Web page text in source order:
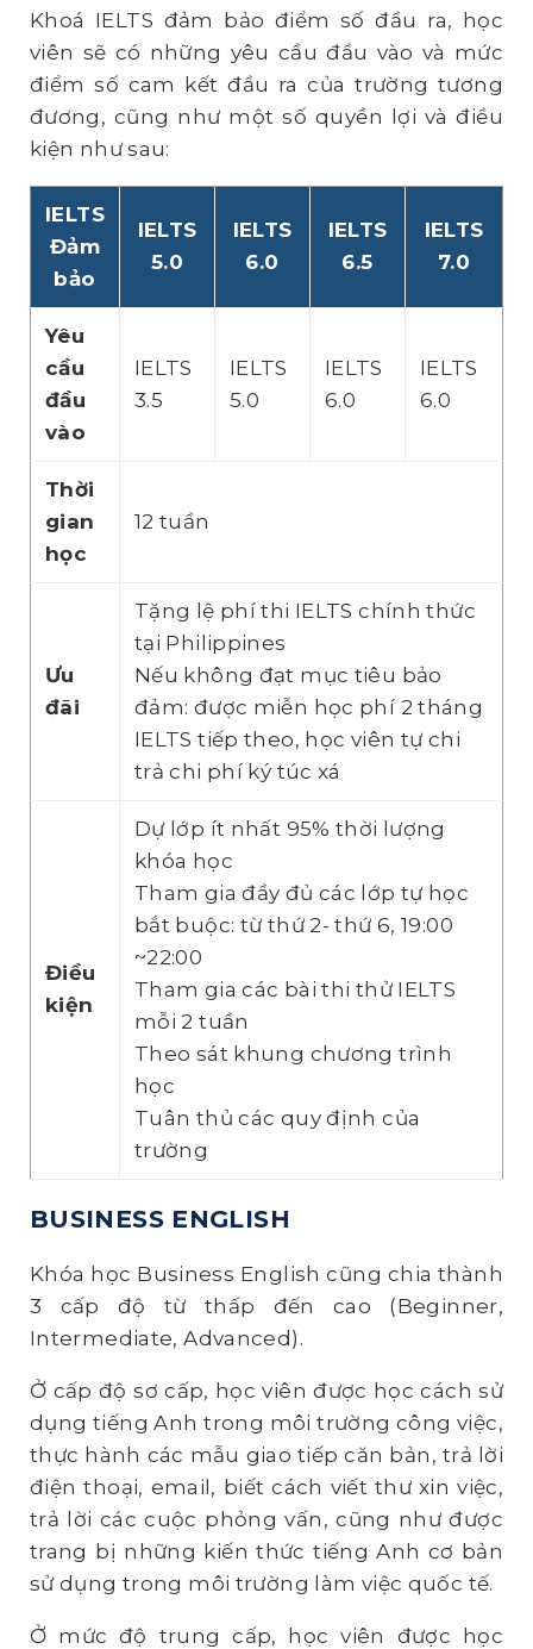
Khoá IELTS đảm bảo điểm số đầu ra, học
viên sẽ có những yêu cầu đầu vào và mức
điểm số cam kết đầu ra của trường tương
đương, cũng như một số quyền lợi và điều
kiện như sau:
IELTS
Đảm
bảo
IELTS
5.0
IELTS
6.0
IELTS
6.5
IELTS
7.0
Yêu
cầu
đầu
vào
IELTS
3.5
IELTS
5.0
IELTS
6.0
IELTS
6.0
Thời
gian
học
12 tuần
Ưu
đãi
Tặng lệ phí thi IELTS chính thức
tại Philippines
Nếu không đạt mục tiêu bảo
đảm: được miễn học phí 2 tháng
IELTS tiếp theo, học viên tự chi
trả chi phí ký túc xá
Điều
kiện
Dự lớp ít nhất 95% thời lượng
khóa học
Tham gia đầy đủ các lớp tự học
bắt buộc: từ thứ 2- thứ 6, 19:00
~22:00
Tham gia các bài thi thử IELTS
mỗi 2 tuần
Theo sát khung chương trình
học
Tuân thủ các quy định của
trường
BUSINESS ENGLISH
Khóa học Business English cũng chia thành
3 cấp độ từ thấp đến cao (Beginner,
Intermediate, Advanced).
Ở cấp độ sơ cấp, học viên được học cách sử
dụng tiếng Anh trong môi trường công việc,
thực hành các mẫu giao tiếp căn bản, trả lời
điện thoại, email, biết cách viết thư xin việc,
trả lời các cuộc phỏng vấn, cũng như được
trang bị những kiến thức tiếng Anh cơ bản
sử dụng trong môi trường làm việc quốc tế.
Ở mức độ trung cấp, học viên được học